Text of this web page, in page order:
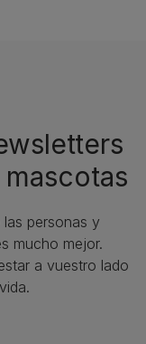
personas y
mucho mejor.
a vuestro lado